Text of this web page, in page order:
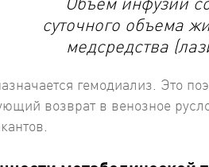
суточного объема
медсредства
гемодиализ. Это
возврат в венозное